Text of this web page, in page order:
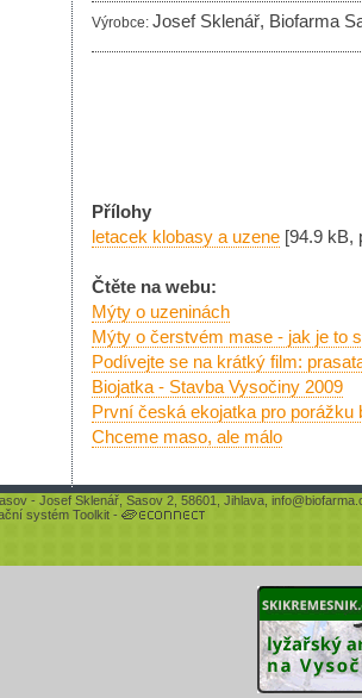
Výrobce: Josef Sklenář, Biofarma
Přílohy
letacek klobasy a uzene [94.9 kB,
Čtěte na webu:
Mýty o uzeninách
Mýty o čerstvém mase - jak je to
Podívejte se na krátký film:
Biojatka - Stavba Vysočiny 2009
První česká ekojatka pro porážku
Chceme maso, ale málo
- Josef Sklenář, Sasov 2, 58601, Jihlava,
systém Toolkit -